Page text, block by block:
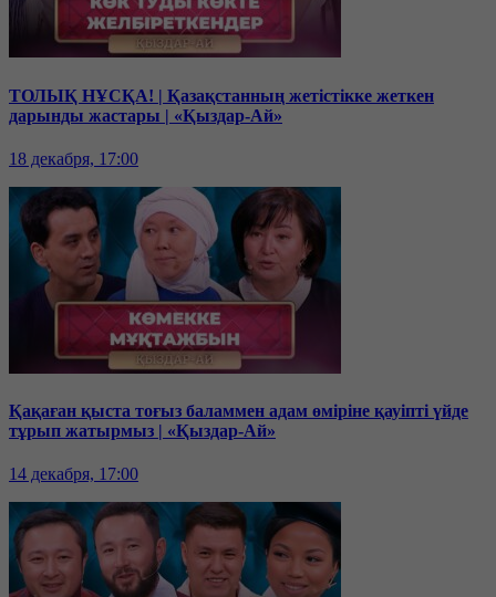
ТОЛЫҚ НҰСҚА! | Қазақстанның жетістікке жеткен
дарынды жастары | «Қыздар-Ай»
18 декабря, 17:00
Қақаған қыста тоғыз баламмен адам өміріне қауіпті үйде
тұрып жатырмыз | «Қыздар-Ай»
14 декабря, 17:00